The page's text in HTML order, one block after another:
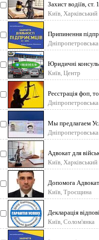
Захист водіїв,
адміністративним,
Київ, Харківський
Припинення
податковій,
Юридичні
ситуа
Київ, Центр
Реєстрація фоп,
под
Мы предлагаем
водительское
Адвокат для
Консультації,
Київ, Харківський
Допомога
супров
Київ, Троєщина
Декларація
виконуються на
Київ, Солом'янка